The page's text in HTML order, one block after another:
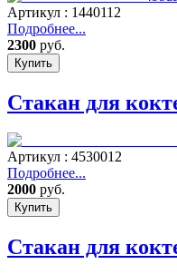
Артикул : 1440112
Подробнее...
2300 руб.
Стакан для
Артикул : 4530012
Подробнее...
2000 руб.
Стакан для